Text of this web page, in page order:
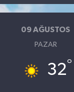
09 AĞUSTOS
PAZAR
32°